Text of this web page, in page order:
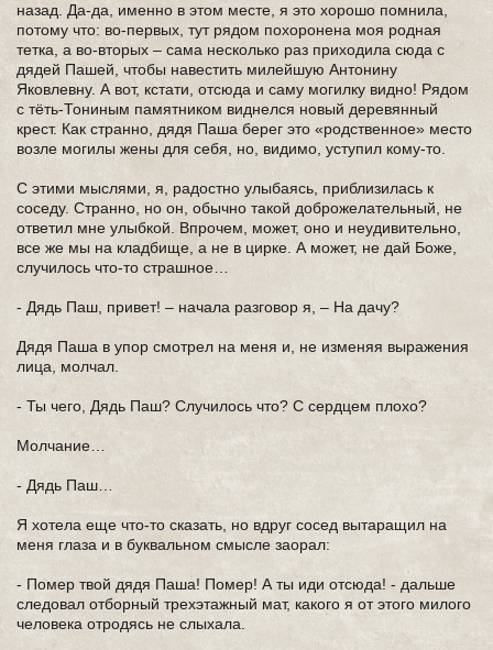
назад. Да-да, именно в этом месте, я это хорошо помнила,
потому что: во-первых, тут рядом похоронена моя родная
тетка, а во-вторых – сама несколько раз приходила сюда с
дядей Пашей, чтобы навестить милейшую Антонину
Яковлевну. А вот, кстати, отсюда и саму могилку видно! Рядом
с тёть-Тониным памятником виднелся новый деревянный
крест. Как странно, дядя Паша берег это «родственное» место
возле могилы жены для себя, но, видимо, уступил кому-то.
С этими мыслями, я, радостно улыбаясь, приблизилась к
соседу. Странно, но он, обычно такой доброжелательный, не
ответил мне улыбкой. Впрочем, может, оно и неудивительно,
все же мы на кладбище, а не в цирке. А может, не дай Боже,
случилось что-то страшное…
- Дядь Паш, привет! – начала разговор я, – На дачу?
Дядя Паша в упор смотрел на меня и, не изменяя выражения
лица, молчал.
- Ты чего, Дядь Паш? Случилось что? С сердцем плохо?
Молчание…
- Дядь Паш…
Я хотела еще что-то сказать, но вдруг сосед вытаращил на
меня глаза и в буквальном смысле заорал:
- Помер твой дядя Паша! Помер! А ты иди отсюда! - дальше
следовал отборный трехэтажный мат, какого я от этого милого
человека отродясь не слыхала.